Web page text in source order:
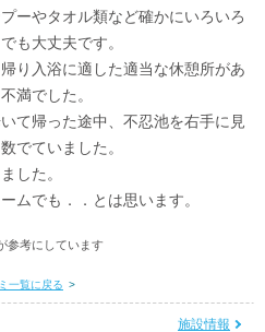
ーやタオル類など確かにいろいろ
も大丈夫です。
り入浴に適した適当な休憩所があ
満でした。
て帰った途中、不忍池を右手に見
でていました。
した。
ムでも．．とは思います。
参考にしています
一覧に戻る >
施設情報